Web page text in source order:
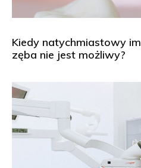
Kiedy natychmiastowy
zęba nie jest możliwy?